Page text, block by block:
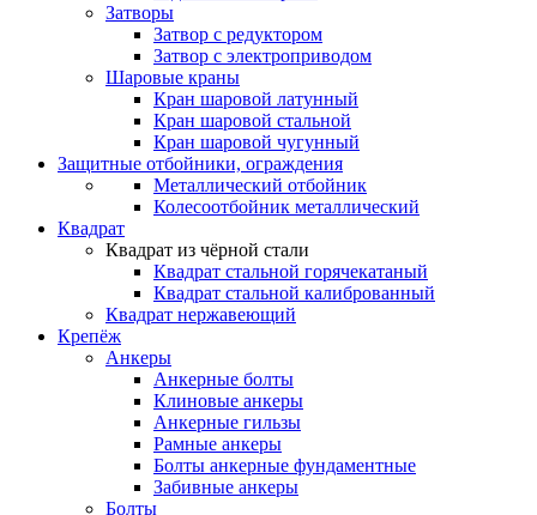
Затворы
Затвор с редуктором
Затвор с электроприводом
Шаровые краны
Кран шаровой латунный
Кран шаровой стальной
Кран шаровой чугунный
Защитные отбойники, ограждения
Металлический отбойник
Колесоотбойник металлический
Квадрат
Квадрат из чёрной стали
Квадрат стальной горячекатаный
Квадрат стальной калиброванный
Квадрат нержавеющий
Крепёж
Анкеры
Анкерные болты
Клиновые анкеры
Анкерные гильзы
Рамные анкеры
Болты анкерные фундаментные
Забивные анкеры
Болты